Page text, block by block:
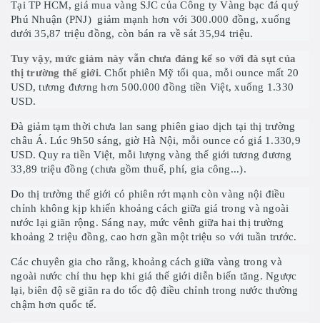
Tại TP HCM, giá mua vàng SJC của Công ty Vàng bạc đá quý
Phú Nhuận (PNJ) giảm mạnh hơn với 300.000 đồng, xuống
dưới 35,87 triệu đồng, còn bán ra về sát 35,94 triệu.
Tuy vậy, mức giảm này vẫn chưa đáng kể so với đà sụt của
thị trường thế giới.Chốt phiên Mỹ tối qua, mỗi ounce mất 20
USD, tương đương hơn 500.000 đồng tiền Việt, xuống 1.330
USD.
Đà giảm tạm thời chưa lan sang phiên giao dịch tại thị trường
châu Á. Lúc 9h50 sáng, giờ Hà Nội, mỗi ounce có giá 1.330,9
USD. Quy ra tiền Việt, mỗi lượng vàng thế giới tương đương
33,89 triệu đồng (chưa gồm thuế, phí, gia công...).
Do thị trường thế giới có phiên rớt mạnh còn vàng nội điều
chỉnh không kịp khiến khoảng cách giữa giá trong và ngoài
nước lại giãn rộng. Sáng nay, mức vênh giữa hai thị trường
khoảng 2 triệu đồng, cao hơn gần một triệu so với tuần trước.
Các chuyên gia cho rằng, khoảng cách giữa vàng trong và
ngoài nước chỉ thu hẹp khi giá thế giới diễn biến tăng. Ngược
lại, biên độ sẽ giãn ra do tốc độ điều chỉnh trong nước thường
chậm hơn quốc tế.